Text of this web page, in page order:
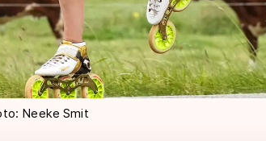
Neeke Smit